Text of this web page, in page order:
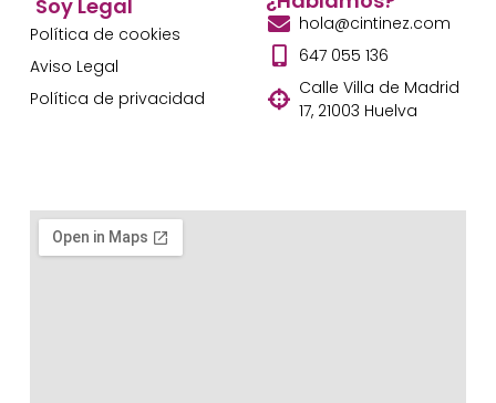
Soy Legal
Política de cookies
Aviso Legal
Política de privacidad
hola@cintinez.com
647 055 136
Calle Villa de Madrid
17, 21003 Huelva